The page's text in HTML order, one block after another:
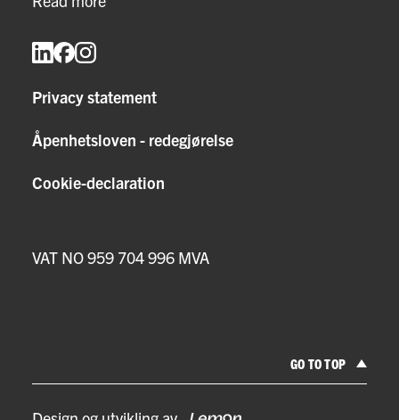
Privacy statement
Åpenhetsloven - redegjørelse
Cookie-declaration
VAT NO 959 704 996 MVA
GO TO TOP